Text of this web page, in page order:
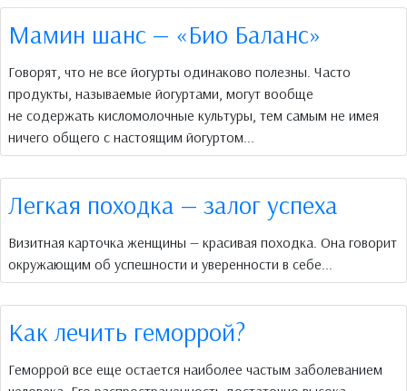
Мамин шанс — «Био Баланс»
Говорят, что не все йогурты одинаково полезны. Часто
продукты, называемые йогуртами, могут вообще
не содержать кисломолочные культуры, тем самым не имея
ничего общего с настоящим йогуртом...
Легкая походка — залог успеха
Визитная карточка женщины — красивая походка. Она говорит
окружающим об успешности и уверенности в себе...
Как лечить геморрой?
Геморрой все еще остается наиболее частым заболеванием